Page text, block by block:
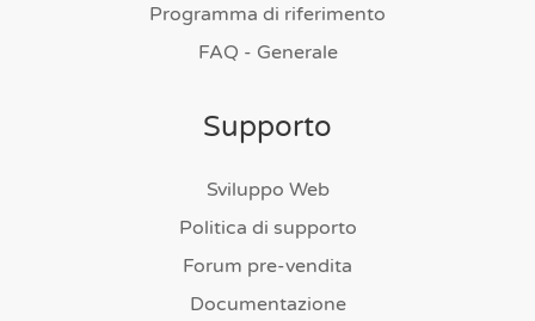
Programma di riferimento
FAQ - Generale
Supporto
Sviluppo Web
Politica di supporto
Forum pre-vendita
Documentazione